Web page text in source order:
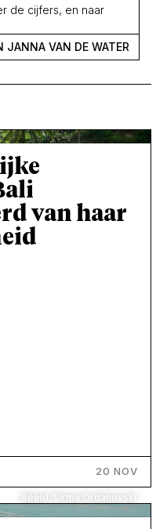
de cijfers, en naar
JANNA VAN DE WATER
van haar
20 NOV
Beeld: Sirma Ordanovski